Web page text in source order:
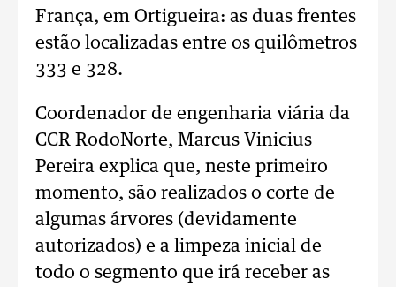
França, em Ortigueira: as duas frentes
estão localizadas entre os quilômetros
333 e 328.
Coordenador de engenharia viária da
CCR RodoNorte, Marcus Vinicius
Pereira explica que, neste primeiro
momento, são realizados o corte de
algumas árvores (devidamente
autorizados) e a limpeza inicial de
todo o segmento que irá receber as